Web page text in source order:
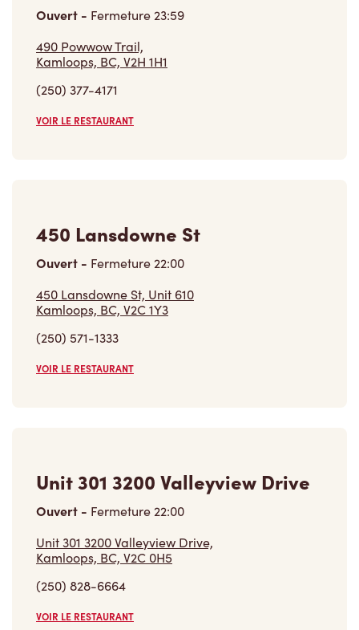
Ouvert - Fermeture23:59
490 Powwow Trail,
Kamloops, BC, V2H 1H1
(250) 377-4171
VOIR LE RESTAURANT
450 Lansdowne St
Ouvert - Fermeture22:00
450 Lansdowne St, Unit 610
Kamloops, BC, V2C 1Y3
(250) 571-1333
VOIR LE RESTAURANT
Unit 301 3200 Valleyview Drive
Ouvert - Fermeture22:00
Unit 301 3200 Valleyview Drive,
Kamloops, BC, V2C 0H5
(250) 828-6664
VOIR LE RESTAURANT